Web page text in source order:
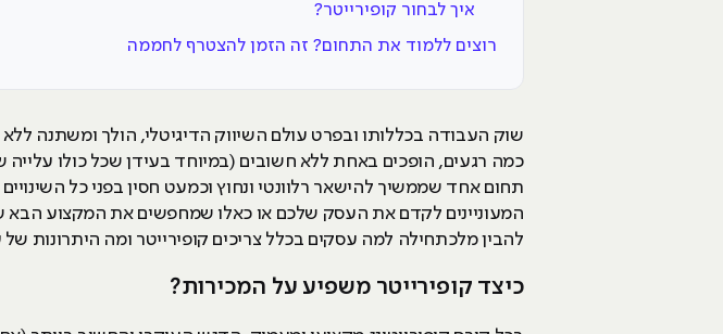
איך לבחור קופירייטר?
רוצים ללמוד את התחום? זה הזמן להצטרף לחממה
שוק העבודה בכללותו ובפרט עולם השיווק הדיגיטלי, הולך ומשתנה
כמה רגעים, הופכים באחת ללא חשובים (במיוחד בעידן שכל כולו
תחום אחד שממשיך להישאר רלוונטי ונחוץ וכמעט חסין בפני כל
המעוניינים לקדם את העסק שלכם או כאלו שמחפשים את המקצוע הבא
להבין מלכתחילה למה עסקים בכלל צריכים קופירייטר ומה היתרונות של
כיצד קופירייטר משפיע על המכירות?